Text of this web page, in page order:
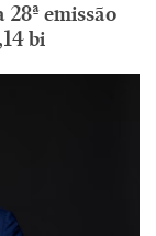
emissão
bi